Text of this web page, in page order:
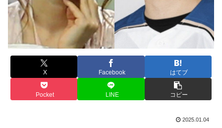
X Facebook はてブ
Pocket LINE コピー
2025.01.04